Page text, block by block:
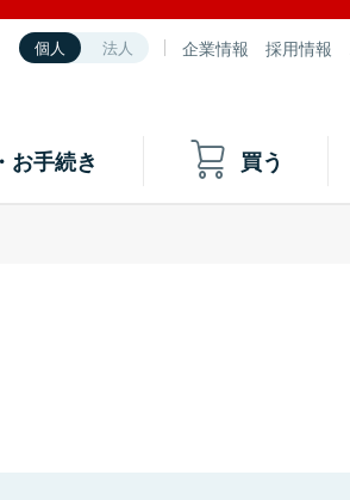
個人 法人 企業情報 採用情報
お手続き 買う